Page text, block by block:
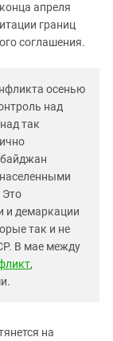
апреля
границ
соглашения.
осенью
над
так
Это
и демаркации
так и не
В мае между
,
на